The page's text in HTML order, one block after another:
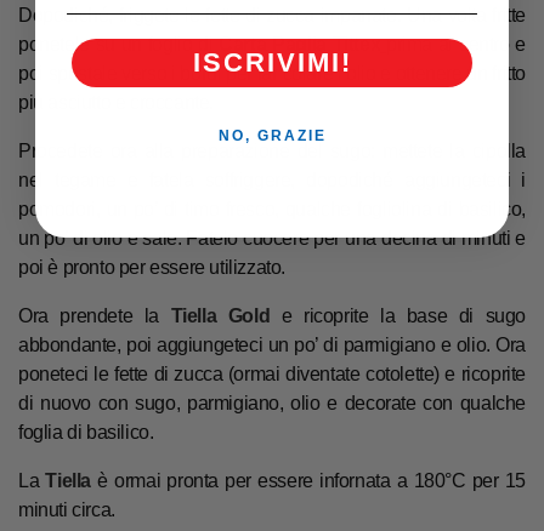
Dopodiché, friggete le fette di zucca impanate. Una volta fritte
ponetele su un foglio diCarta Paglia Tittex prima al centro e
poi spostale verso i bordi per far colare l’olio e ottenere un fritto
più asciutto e croccante.
Procedete ora alla preparazione del sugo: mettete la cipolla
nel tegame e fatela soffriggere, dopodiché aggiungeteci i
pomodori, un po’ di timo fresco, qualche fogliolina di basilico,
un po’ di olio e sale. Fatelo cuocere per una decina di minuti e
poi è pronto per essere utilizzato.
Ora prendete la TiellaGold
e ricoprite la base di sugo
abbondante, poi aggiungeteci un po’ di parmigiano e olio. Ora
poneteci le fette di zucca (ormai diventate cotolette) e ricoprite
di nuovo con sugo, parmigiano, olio e decorate con qualche
foglia di basilico.
LaTiella è ormai pronta per essere infornata a 180°C per 15
minuti circa.
ISCRIVIMI!
NO, GRAZIE